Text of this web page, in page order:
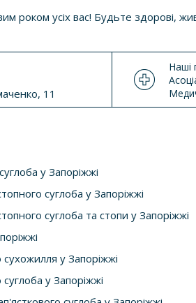
роком усіх вас! Будьте здорові,
11
Наші
у Запоріжжі
суглоба у Запоріжжі
суглоба та стопи у Запоріжжі
у Запоріжжі
у Запоріжжі